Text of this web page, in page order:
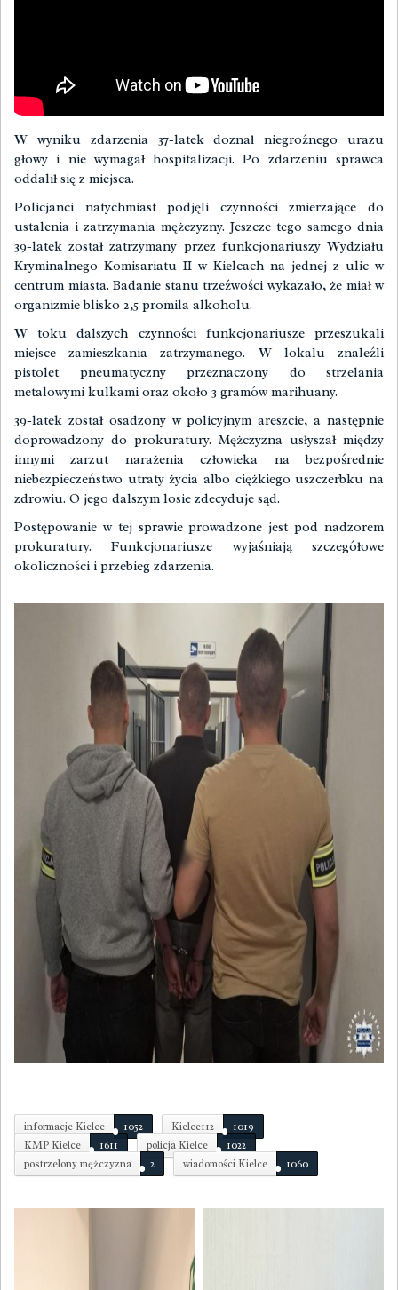
W wyniku zdarzenia 37-latek doznał niegroźnego urazu
głowy i nie wymagał hospitalizacji. Po zdarzeniu sprawca
oddalił się z miejsca.
Policjanci natychmiast podjęli czynności zmierzające do
ustalenia i zatrzymania mężczyzny. Jeszcze tego samego dnia
39-latek został zatrzymany przez funkcjonariuszy Wydziału
Kryminalnego Komisariatu II w Kielcach na jednej z ulic w
centrum miasta. Badanie stanu trzeźwości wykazało, że miał w
organizmie blisko 2,5 promila alkoholu.
W toku dalszych czynności funkcjonariusze przeszukali
miejsce zamieszkania zatrzymanego. W lokalu znaleźli
pistolet pneumatyczny przeznaczony do strzelania
metalowymi kulkami oraz około 3 gramów marihuany.
39-latek został osadzony w policyjnym areszcie, a następnie
doprowadzony do prokuratury. Mężczyzna usłyszał między
innymi zarzut narażenia człowieka na bezpośrednie
niebezpieczeństwo utraty życia albo ciężkiego uszczerbku na
zdrowiu. O jego dalszym losie zdecyduje sąd.
Postępowanie w tej sprawie prowadzone jest pod nadzorem
prokuratury. Funkcjonariusze wyjaśniają szczegółowe
okoliczności i przebieg zdarzenia.
informacje Kielce 1052 Kielce112
1019
KMP Kielce
1611 policja Kielce
1022
postrzelony mężczyzna
2 wiadomości Kielce 1060